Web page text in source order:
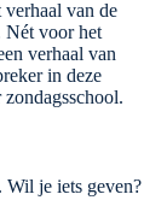
van de
Nét voor het
verhaal van
in deze
je iets geven?